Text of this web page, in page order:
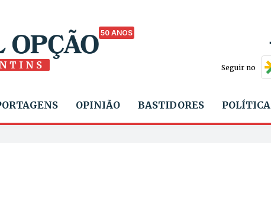
50 ANOS
Seguir no
OPINIÃO BASTIDORES POLÍTICA